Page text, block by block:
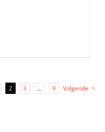
2 3 … 9 Volgende